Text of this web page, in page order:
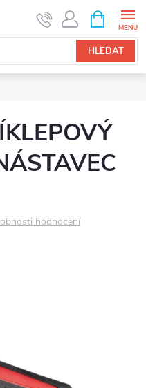
HLEDAT
NÁKUPNÍ
KOŠÍK
hodnocení